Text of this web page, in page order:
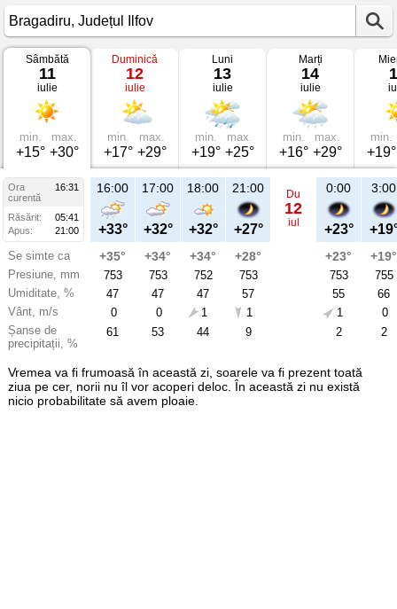
Vremea
Bragadiru
2026
Județul
Ilfov
Sâmbătă
11
iulie
min.
+15°
max.
+30°
Duminică
12
iulie
min.
+17°
max.
+29°
Luni
13
iulie
min.
+19°
max.
+25°
Marți
14
iulie
min.
+16°
max.
+29°
min.
+19°
Ora
16:31
curentă
Răsărit:
05:41
Apus:
21:00
Se simte ca
Presiune, mm
Umiditate, %
Vânt, m/s
Șanse de
precipitații, %
16:00
+33°
+35°
753
47
0
61
17:00
+32°
+34°
753
47
0
53
18:00
+32°
+34°
752
47
1
44
21:00
+27°
+28°
753
57
1
9
Du
12
iul
0:00
+23°
+23°
753
55
1
2
3:00
+19°
755
66
0
2
Vremea va fi frumoasă în această zi, soarele va fi prezent toată
ziua pe cer, norii nu îl vor acoperi deloc. În această zi nu există
nicio probabilitate să avem ploaie.